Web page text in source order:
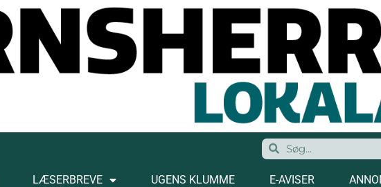
LÆSERBREVE UGENS KLUMME E-AVISER